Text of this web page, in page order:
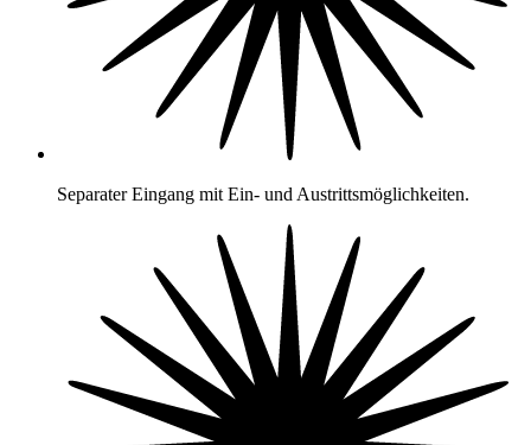
Separater Eingang mit Ein- und Austrittsmöglichkeiten.